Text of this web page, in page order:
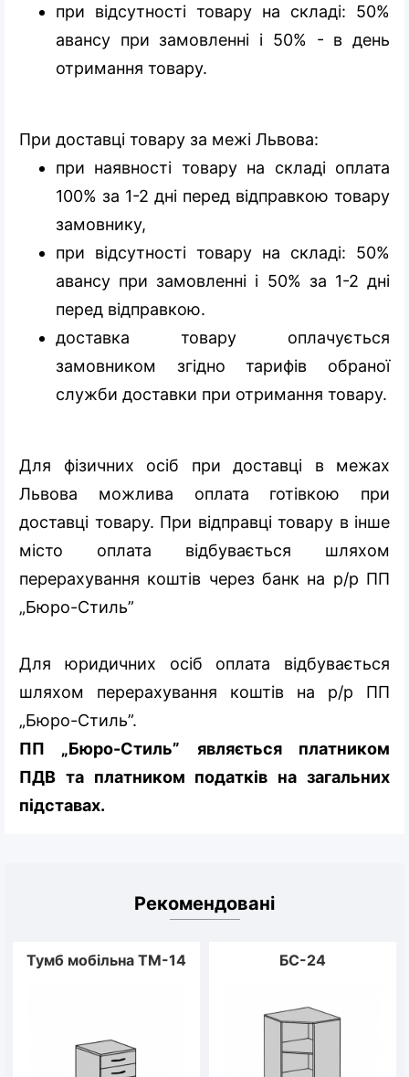
при відсутності товару на складі: 50%
авансу при замовленні і 50% - в день
отримання товару.
При доставці товару за межі Львова:
при наявності товару на складі оплата
100% за 1-2 дні перед відправкою товару
замовнику,
при відсутності товару на складі: 50%
авансу при замовленні і 50% за 1-2 дні
перед відправкою.
доставка товару оплачується
замовником згідно тарифів обраної
служби доставки при отримання товару.
Для фізичних осіб при доставці в межах
Львова можлива оплата готівкою при
доставці товару. При відправці товару в інше
місто оплата відбувається шляхом
перерахування коштів через банк на р/р ПП
„Бюро-Стиль”
Для юридичних осіб оплата відбувається
шляхом перерахування коштів на р/р ПП
„Бюро-Стиль”.
ПП „Бюро-Стиль” являється платником
ПДВ та платником податків на загальних
підставах.
Рекомендовані
Тумб мобільна ТМ-14 БС-24